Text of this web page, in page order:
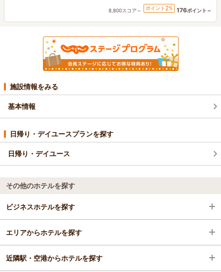
8,800スコア～ ポイント 2% 176ポイント～
施設情報をみる
基本情報
日帰り・デイユースプランを探す
日帰り・デイユース
その他のホテルを探す
ビジネスホテルを探す
群馬県
前橋・高崎・伊勢崎・太田･榛名
エリアからホテルを探す
群馬県
近隣駅・空港からホテルを探す